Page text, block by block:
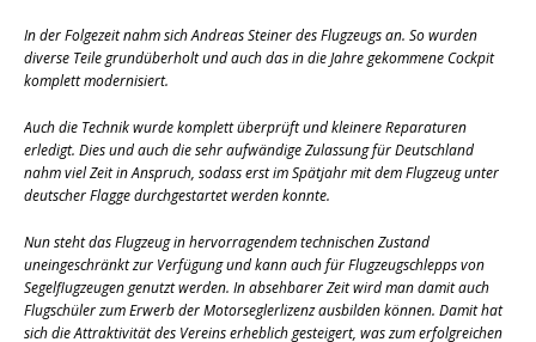
In der Folgezeit nahm sich Andreas Steiner des Flugzeugs an. So wurden
diverse Teile grundüberholt und auch das in die Jahre gekommene Cockpit
komplett modernisiert.
Auch die Technik wurde komplett überprüft und kleinere Reparaturen
erledigt. Dies und auch die sehr aufwändige Zulassung für Deutschland
nahm viel Zeit in Anspruch, sodass erst im Spätjahr mit dem Flugzeug unter
deutscher Flagge durchgestartet werden konnte.
Nun steht das Flugzeug in hervorragendem technischen Zustand
uneingeschränkt zur Verfügung und kann auch für Flugzeugschlepps von
Segelflugzeugen genutzt werden. In absehbarer Zeit wird man damit auch
Flugschüler zum Erwerb der Motorseglerlizenz ausbilden können. Damit hat
sich die Attraktivität des Vereins erheblich gesteigert, was zum erfolgreichen